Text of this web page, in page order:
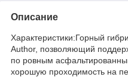
Описание
Характеристики:Горный
Author, позволяющий
по ровным
хорошую проходимость на